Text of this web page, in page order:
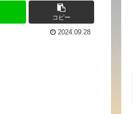
コピー
2024.09.28